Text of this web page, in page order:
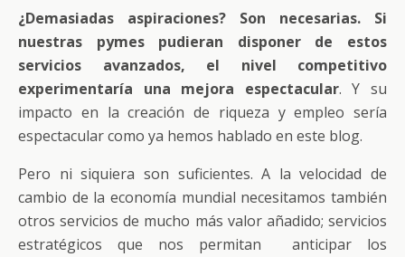
¿Demasiadas aspiraciones? Son necesarias. Si
nuestras pymes pudieran disponer de estos
servicios avanzados, el nivel competitivo
experimentaría una mejora espectacular. Y su
impacto en la creación de riqueza y empleo sería
espectacular como ya hemos hablado en este blog.
Pero ni siquiera son suficientes. A la velocidad de
cambio de la economía mundial necesitamos también
otros servicios de mucho más valor añadido; servicios
estratégicos que nos permitan anticipar los